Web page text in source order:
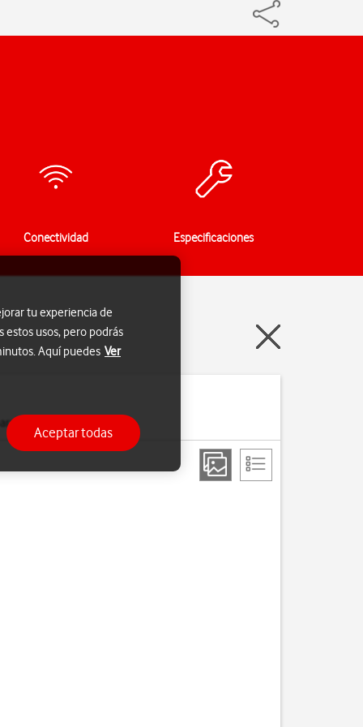
Conectividad Especificaciones
utilizarlas más tarde.
tu experiencia de
estos usos, pero podrás
Aquí puedes Ver
Aceptar todas